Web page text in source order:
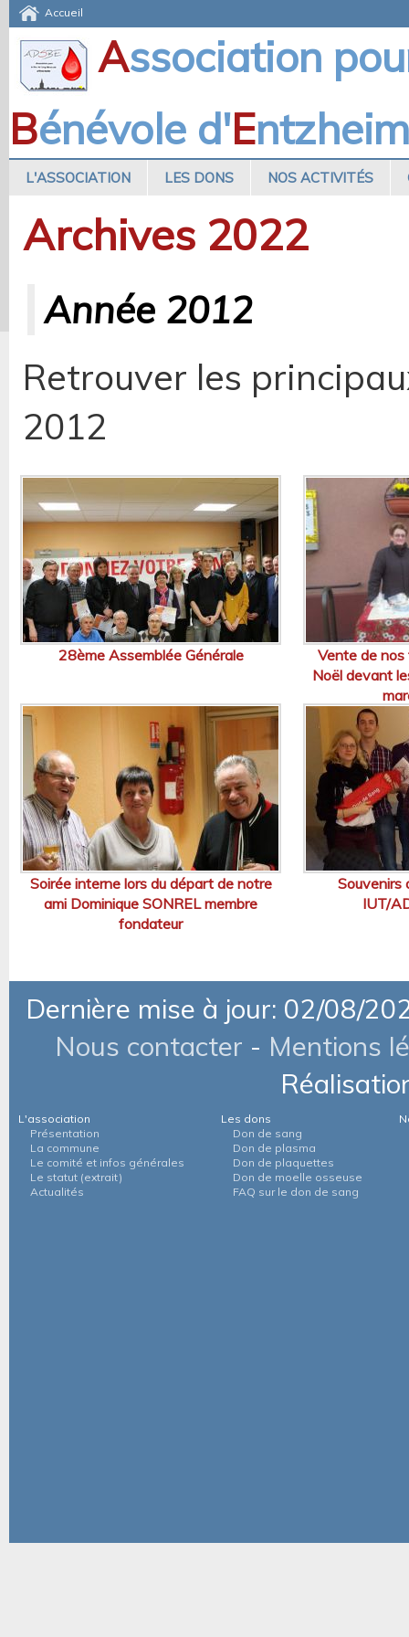
Accueil
Association
Bénévole d'Entzheim
L'ASSOCIATION LES DONS NOS ACTIVITÉS
Archives 2022
Année 2012
Retrouver les
2012
28ème Assemblée Générale
Vente de
Noël devant
Soirée interne lors du départ de notre
ami Dominique SONREL membre
fondateur
Souvenirs
IUT/
Dernière mise à jour: 02/08/
Nous contacter - Mentions
L'association
Présentation
La commune
Le comité et infos générales
Le statut (extrait)
Actualités
Les dons
Don de sang
Don de plasma
Don de plaquettes
Don de moelle osseuse
FAQ sur le don de sang